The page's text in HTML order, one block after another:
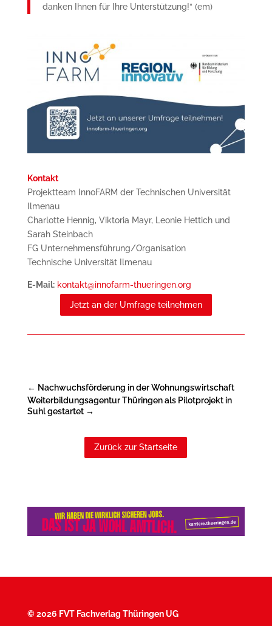
danken Ihnen für Ihre Unterstützung!“ (em)
Kontakt
Projektteam InnoFARM der Technischen Universität
Ilmenau
Charlotte Hennig, Viktoria Mayr, Leonie Hettich und
Sarah Steinbach
FG Unternehmensführung/Organisation
Technische Universität Ilmenau
E-Mail: kontakt@innofarm-thueringen.org
Jetzt an der Umfrage teilnehmen
← Nachwuchsförderung in der Wohnungswirtschaft
Weiterbildungsagentur Thüringen als Pilotprojekt in
Suhl gestartet→
Zurück zur Startseite
©2026 FVT Fachverlag Thüringen UG